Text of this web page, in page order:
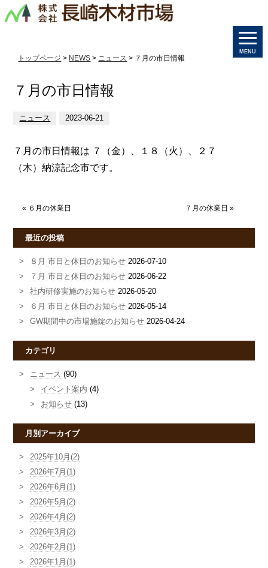
MENU
トップページ > NEWS > ニュース > ７月の市日情報
７月の市日情報
ニュース 2023-06-21
７月の市日情報は ７（金）、１８（火）、２７
（木）納涼記念市です。
« ６月の休業日 ７月の休業日 »
最近の投稿
８月 市日と休日のお知らせ2026-07-10
７月 市日と休日のお知らせ2026-06-22
社内研修実施のお知らせ2026-05-20
６月 市日と休日のお知らせ2026-05-14
GW期間中の市場施錠のお知らせ2026-04-24
カテゴリ
ニュース (90)
イベント案内 (4)
お知らせ (13)
月別アーカイブ
2025年10月(2)
2026年7月(1)
2026年6月(1)
2026年5月(2)
2026年4月(2)
2026年3月(2)
2026年2月(1)
2026年1月(1)